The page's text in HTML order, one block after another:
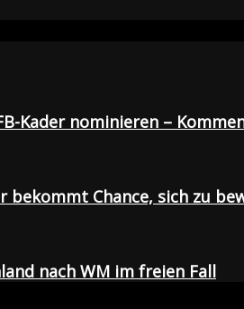
Kader nominieren –
bekommt Chance, sich zu
nach WM im freien Fall